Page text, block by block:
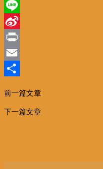
WeChat
Line
Sina
Weibo
Print
Email
前一篇文章
下一篇文章